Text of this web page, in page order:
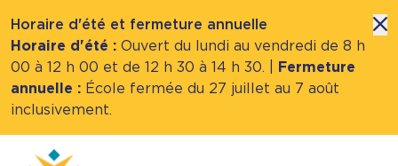
Horaire d'été et fermeture annuelle
Horaire d'été : Ouvert du lundi au vendredi de 8 h
00 à 12 h 00 et de 12 h 30 à 14 h 30. | Fermeture
annuelle : École fermée du 27 juillet au 7 août
inclusivement.